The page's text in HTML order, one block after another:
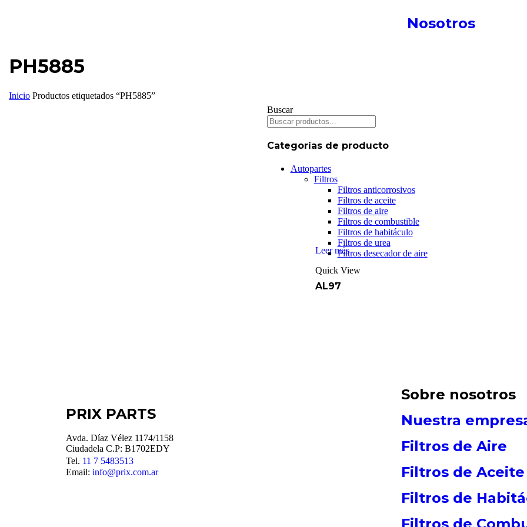
Nosotros
PH5885
Inicio Productos etiquetados “PH5885”
Buscar
Categorías de producto
Autopartes
Filtros
Filtros anticorrosivos
Filtros de aceite
Filtros de aire
Filtros de combustible
Filtros de habitáculo
Filtros de urea
Filtros desecador de aire
Leer más
Quick View
AL97
PRIX PARTS
Avda. Díaz Vélez 1174/1158
Ciudadela C.P: B1702EDY
Tel. 11 7 5483513
Email: info@prix.com.ar
Sobre nosotros
Nuestra
Filtros de Aire
Filtros de Aceite
Filtros de